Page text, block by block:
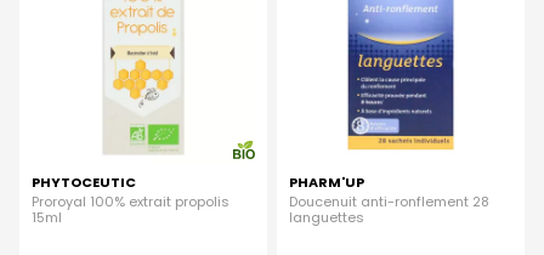
PHYTOCEUTIC
Proroyal 100% extrait propolis
15ml
PHARM'UP
Doucenuit anti-ronflement 28
languettes